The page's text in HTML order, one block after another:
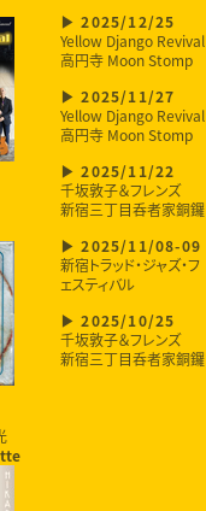
2025/12/25
Yellow Django Revival
高円寺 Moon Stomp
2025/11/27
Yellow Django Revival
高円寺 Moon Stomp
2025/11/22
千坂敦子＆フレンズ
新宿三丁目呑者家銅鑼
2025/11/08-09
新宿トラッド・ジャズ・フ
ェスティバル
2025/10/25
千坂敦子＆フレンズ
新宿三丁目呑者家銅鑼